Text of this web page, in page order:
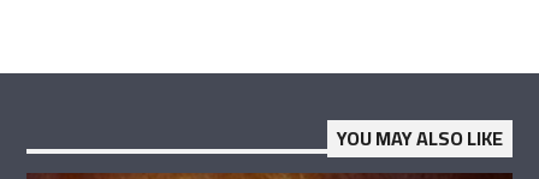
YOU MAY ALSO LIKE